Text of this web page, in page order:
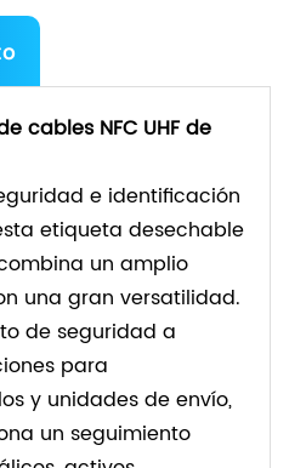
cables NFC UHF de
e identificación
etiqueta desechable
un amplio
una gran versatilidad.
de seguridad a
para
y unidades de envío,
un seguimiento